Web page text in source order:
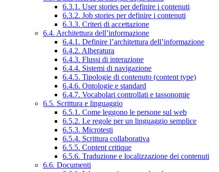
6.3.1. User stories per definire i contenuti
6.3.2. Job stories per definire i contenuti
6.3.3. Criteri di accettazione
6.4. Architettura dell’informazione
6.4.1. Definire l’architettura dell’informazione
6.4.2. Alberatura
6.4.3. Flussi di interazione
6.4.4. Sistemi di navigazione
6.4.5. Tipologie di contenuto (content type)
6.4.6. Ontologie e standard
6.4.7. Vocabolari controllati e tassonomie
6.5. Scrittura e linguaggio
6.5.1. Come leggono le persone sul web
6.5.2. Le regole per un linguaggio semplice
6.5.3. Microtesti
6.5.4. Scrittura collaborativa
6.5.5. Content critique
6.5.6. Traduzione e localizzazione dei contenuti
6.6. Documenti